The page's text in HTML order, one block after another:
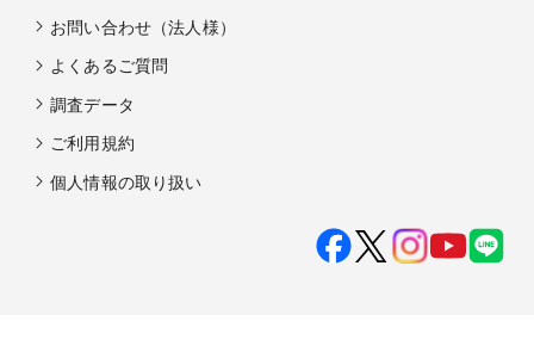
お問い合わせ（法人様）
よくあるご質問
調査データ
ご利用規約
個人情報の取り扱い